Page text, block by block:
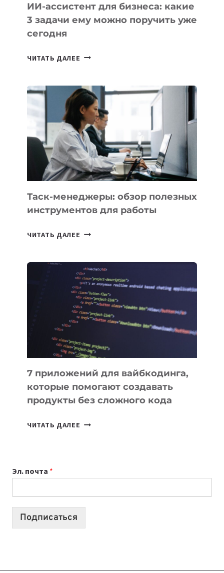
ИИ-ассистент для бизнеса: какие
3 задачи ему можно поручить уже
сегодня
ЧИТАТЬ ДАЛЕЕ ИИ-
БИЗНЕСА:
КАКИЕ
3
ЗАДАЧИ
ЕМУ
МОЖНО
ПОРУЧИТЬ
УЖЕ
СЕГОДНЯ
Таск-менеджеры: обзор полезных
инструментов для работы
ЧИТАТЬ ДАЛЕЕ ТАСК-
ПОЛЕЗНЫХ
ИНСТРУМЕНТОВ
ДЛЯ
РАБОТЫ
7 приложений для вайбкодинга,
которые помогают создавать
продукты без сложного кода
ЧИТАТЬ ДАЛЕЕ
СОЗДАВАТЬ
ПРОДУКТЫ
Эл. почта *
Подписаться